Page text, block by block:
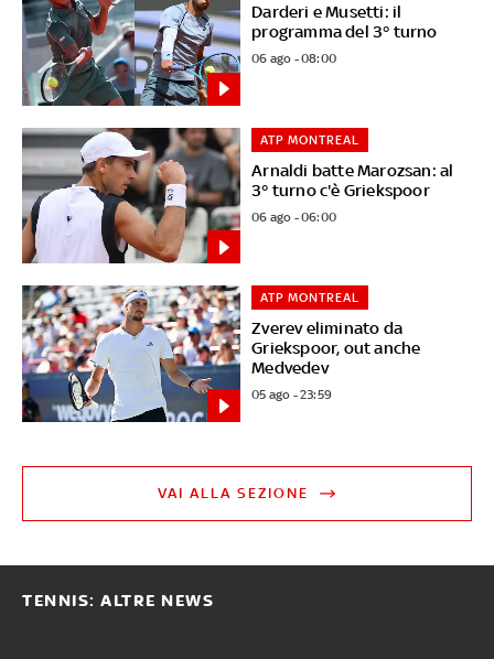
Darderi e Musetti: il
programma del 3° turno
06 ago - 08:00
Arnaldi batte Marozsan: al
3° turno c'è Griekspoor
ATP MONTREAL
06 ago - 06:00
Zverev eliminato da
Griekspoor, out anche
Medvedev
ATP MONTREAL
05 ago - 23:59
VAI ALLA SEZIONE
TENNIS: ALTRE NEWS